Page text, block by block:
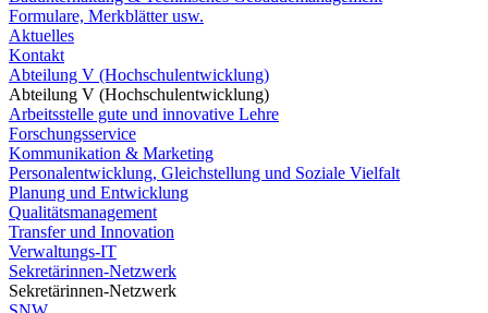
Formulare, Merkblätter usw.
Aktuelles
Kontakt
Abteilung V (Hochschulentwicklung)
Abteilung V (Hochschulentwicklung)
Arbeitsstelle gute und innovative Lehre
Forschungsservice
Kommunikation & Marketing
Personalentwicklung, Gleichstellung und Soziale Vielfalt
Planung und Entwicklung
Qualitätsmanagement
Transfer und Innovation
Verwaltungs-IT
Sekretärinnen-Netzwerk
Sekretärinnen-Netzwerk